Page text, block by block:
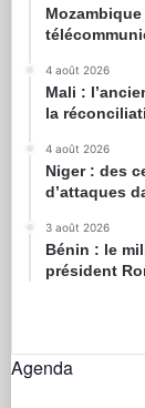
4 août 2026
Mali :
la
4 août 2026
Niger : des
d’attaques
3 août 2026
Bénin : le
président
Agenda